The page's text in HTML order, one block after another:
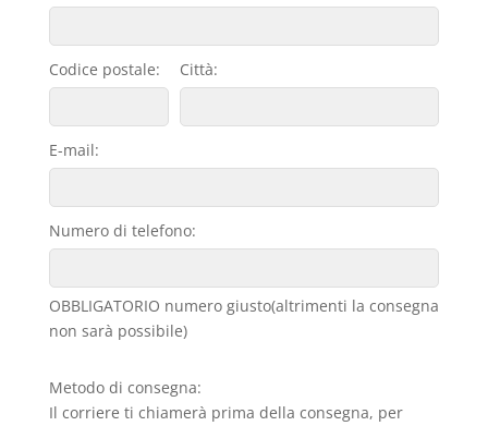
Codice postale: Città:
E-mail:
Numero di telefono:
OBBLIGATORIO numero giusto(altrimenti la consegna
non sarà possibile)
Metodo di consegna:
Il corriere ti chiamerà prima della consegna, per